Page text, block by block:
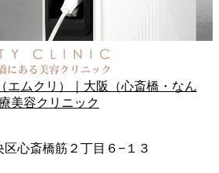
心斎橋筋２丁目６−１３